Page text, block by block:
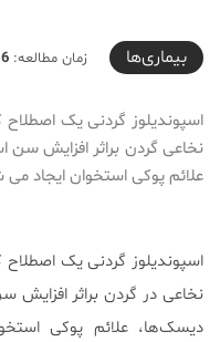
2020-05-20T18:04:44+04:30
بیماری‌ها زمان مطالعه: 6 دقیقه
اسپوندیلوز گردنی یک
نخاعی گردن براثر افزایش
علائم پوکی استخوان ایجاد
اسپوندیلوز گردنی یک
نخاعی در گردن براثر
دیسک‌ها، علائم پوکی